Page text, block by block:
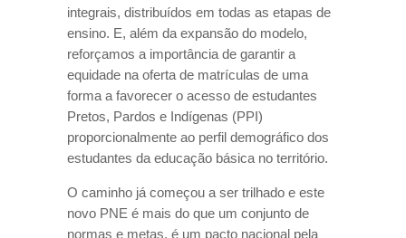
integrais, distribuídos em todas as etapas de
ensino. E, além da expansão do modelo,
reforçamos a importância de garantir a
equidade na oferta de matrículas de uma
forma a favorecer o acesso de estudantes
Pretos, Pardos e Indígenas (PPI)
proporcionalmente ao perfil demográfico dos
estudantes da educação básica no território.
O caminho já começou a ser trilhado e este
novo PNE é mais do que um conjunto de
normas e metas, é um pacto nacional pela